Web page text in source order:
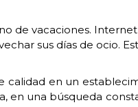
de vacaciones.
sus días de ocio.
en un
en una búsqueda